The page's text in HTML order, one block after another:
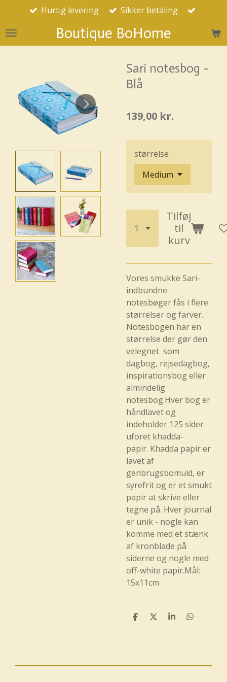
Spring
hovedindhold Boutique BoHome
Hurtig levering Sikker betaling
Sari notesbog -
Blå
139,00 kr.
størrelse
Tilføj
til
kurv
Vores smukke Sari-
indbundne
notesbøger fås i flere
størrelser og farver.
Notesbogen har en
størrelse der gør den
velegnet som
dagbog, rejsedagbog,
inspirationsbog eller
almindelig
notesbog.Hver bog er
håndlavet og
indeholder 125 sider
uforet khadda-
papir. Khadda papir er
lavet af
genbrugsbomuld, er
syrefrit og er et smukt
papir at skrive eller
tegne på. Hver journal
er unik - nogle kan
komme med et stænk
af kronblade på
siderne og nogle med
off-white papir.Mål:
15x11cm
D
D
D
D